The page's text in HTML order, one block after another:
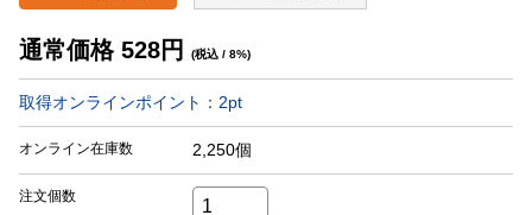
通常価格 528円 (税込 / 8%)
取得オンラインポイント： 2pt
オンライン在庫数 2,250個
注文個数